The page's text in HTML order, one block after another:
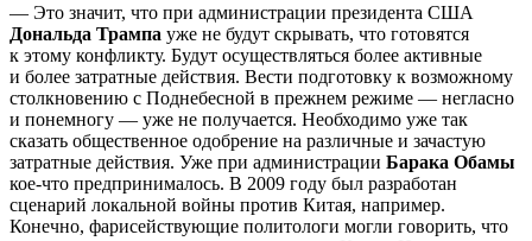
— Это значит, что при администрации президента США
Дональда Трампа уже не будут скрывать, что готовятся
к этому конфликту. Будут осуществляться более активные
и более затратные действия. Вести подготовку к возможному
столкновению с Поднебесной в прежнем режиме — негласно
и понемногу — уже не получается. Необходимо уже так
сказать общественное одобрение на различные и зачастую
затратные действия. Уже при администрации Барака Обамы
кое-что предпринималось. В 2009 году был разработан
сценарий локальной войны против Китая, например.
Конечно, фарисействующие политологи могли говорить, что